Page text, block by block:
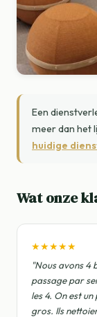
Een
meer dan het
huidige
Wat onze
★★★★★
"Nous avons 4
passage par
les 4. On est
gros. Ils